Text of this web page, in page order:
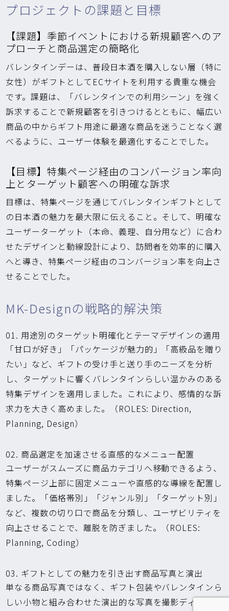
プロジェクトの課題と目標
【課題】季節イベントにおける新規顧客へのア
プローチと商品選定の簡略化
バレンタインデーは、普段日本酒を購入しない層（特に
女性）がギフトとしてECサイトを利用する貴重な機会
です。課題は、「バレンタインでの利用シーン」を強く
訴求することで新規顧客を引きつけるとともに、幅広い
商品の中からギフト用途に最適な商品を迷うことなく選
べるように、ユーザー体験を最適化することでした。
【目標】特集ページ経由のコンバージョン率向
上とターゲット顧客への明確な訴求
目標は、特集ページを通じてバレンタインギフトとして
の日本酒の魅力を最大限に伝えること。そして、明確な
ユーザーターゲット（本命、義理、自分用など）に合わ
せたデザインと動線設計により、訪問者を効率的に購入
へと導き、特集ページ経由のコンバージョン率を向上さ
せることでした。
MK-Designの戦略的解決策
01. 用途別のターゲット明確化とテーマデザインの適用
「甘口が好き」「パッケージが魅力的」「高級品を贈り
たい」など、ギフトの受け手と送り手のニーズを分析
し、ターゲットに響くバレンタインらしい温かみのある
特集デザインを適用しました。これにより、感情的な訴
求力を大きく高めました。（ROLES: Direction,
Planning, Design）
02. 商品選定を加速させる直感的なメニュー配置
ユーザーがスムーズに商品カテゴリへ移動できるよう、
特集ページ上部に固定メニューや直感的な導線を配置し
ました。「価格帯別」「ジャンル別」「ターゲット別」
など、複数の切り口で商品を分類し、ユーザビリティを
向上させることで、離脱を防ぎました。（ROLES:
Planning, Coding）
03. ギフトとしての魅力を引き出す商品写真と演出
単なる商品写真ではなく、ギフト包装やバレンタインら
しい小物と組み合わせた演出的な写真を撮影ディレクシ